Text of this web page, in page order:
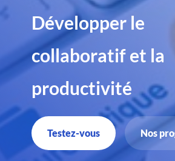
Développer le
collaboratif et la
productivité
Testez-vous Nos